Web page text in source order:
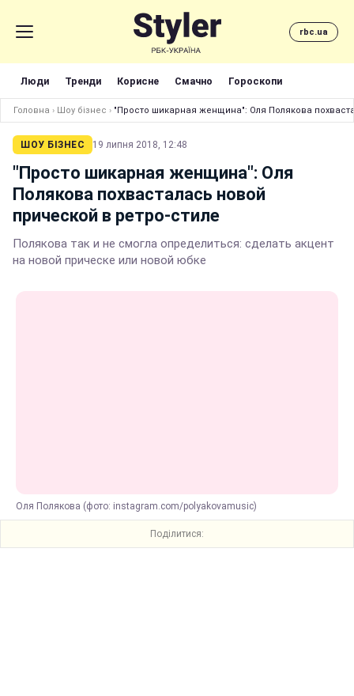
rbc.ua
Люди Тренди Корисне Смачно Гороскопи
Головна › Шоу бізнес › "Просто шикарная женщина": Оля Полякова
ШОУ БІЗНЕС 19 липня 2018, 12:48
"Просто шикарная женщина": Оля
Полякова похвасталась новой
прической в ретро-стиле
Полякова так и не смогла определиться: сделать акцент
на новой прическе или новой юбке
Оля Полякова (фото: instagram.com/polyakovamusic)
Поділитися: